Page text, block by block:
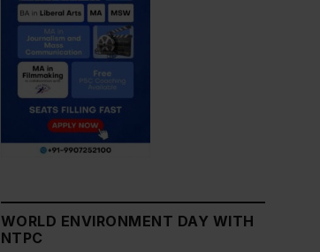
WORLD ENVIRONMENT DAY WITH
NTPC